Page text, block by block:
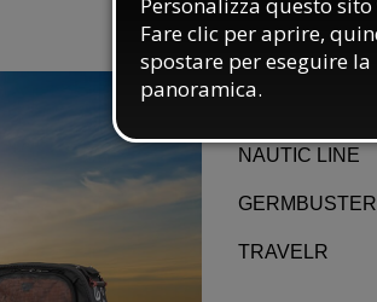
PRODOTTI
NAUTIC LINE
GERMBUSTER
TRAVELR